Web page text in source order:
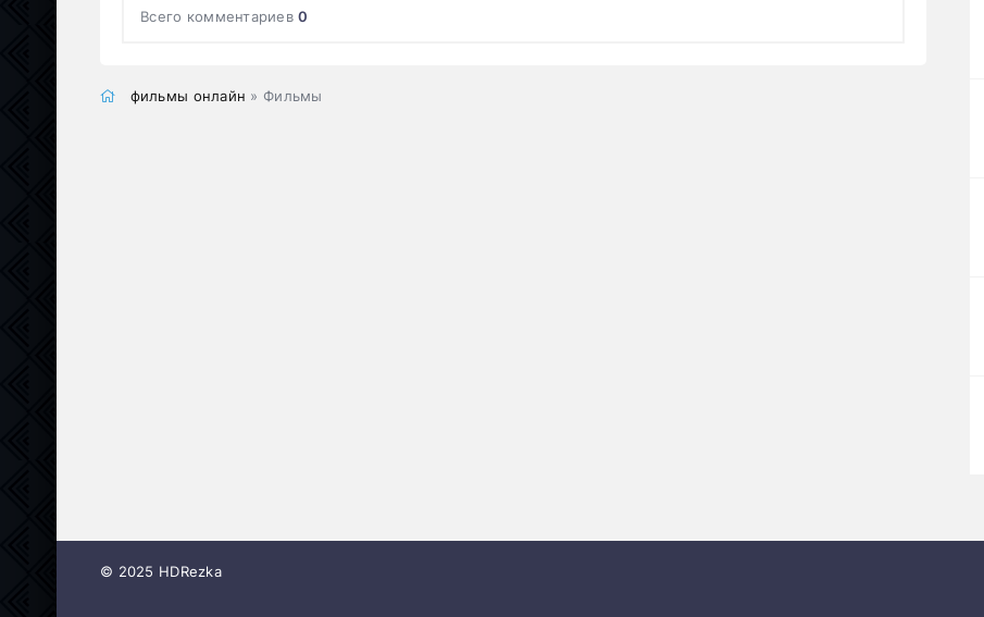
Всего комментариев0
фильмы онлайн » Фильмы
© 2025 HDRezka